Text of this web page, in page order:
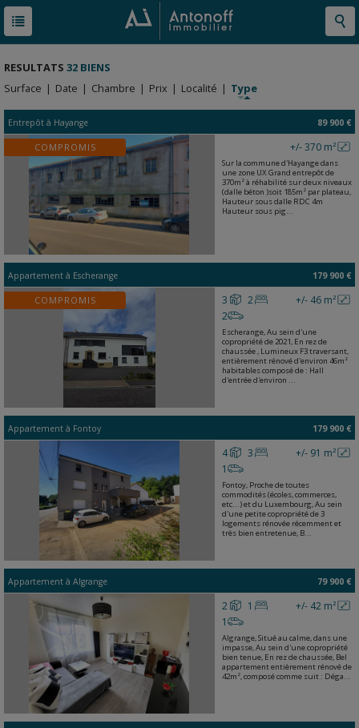
RESULTATS 32 BIENS
Surface | Date | Chambre | Prix | Localité | Type
Entrepôt à Hayange 89 900 €
COMPROMIS +/- 370 m²
Sur la commune d'Hayange dans
une zone UX Grand entrepôt de
370m² à réhabilité sur deux niveaux
(dalle béton )soit 185m² par plateau,
Hauteur sous dalle RDC 4m
Hauteur sous pig...
Appartement à Escherange 179 900 €
COMPROMIS +/- 46 m²
3
2
2
Escherange, Au sein d'une
copropriété de 2021, En rez de
chaussée , Lumineux F3 traversant,
entièrement rénové d'environ 46m²
habitables composé de : Hall
d'entrée d'environ ...
Appartement à Fontoy 179 900 €
+/- 91 m²
4
3
1
Fontoy, Proche de toutes
commodités (écoles, commerces,
etc...) et du Luxembourg, Au sein
d'une petite copropriété de 3
logements rénovée récemment et
très bien entretenue, B...
Appartement à Algrange 79 900 €
+/- 42 m²
2
1
1
Algrange, Situé au calme, dans une
impasse, Au sein d'une copropriété
bien tenue, En rez de chaussée, Bel
appartement entièrement rénové de
42m², composé comme suit : Déga...